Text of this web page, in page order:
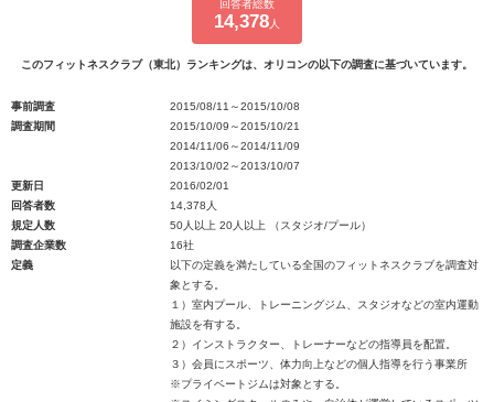
回答者総数
14,378 人
このフィットネスクラブ（東北）ランキングは、オリコンの以下の調査に基づいています。
事前調査
2015/08/11～2015/10/08
調査期間
2015/10/09～2015/10/21
2014/11/06～2014/11/09
2013/10/02～2013/10/07
更新日
2016/02/01
回答者数
14,378人
規定人数
50人以上 20人以上 （スタジオ/プール）
調査企業数
16社
定義
以下の定義を満たしている全国のフィットネスクラブを調査対
象とする。
１）室内プール、トレーニングジム、スタジオなどの室内運動
施設を有する。
２）インストラクター、トレーナーなどの指導員を配置。
３）会員にスポーツ、体力向上などの個人指導を行う事業所
※プライベートジムは対象とする。